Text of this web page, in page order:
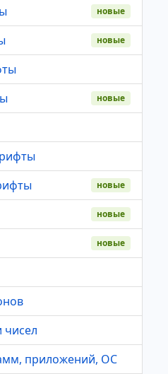
новые
новые
новые
новые
новые
новые
приложений, ОС